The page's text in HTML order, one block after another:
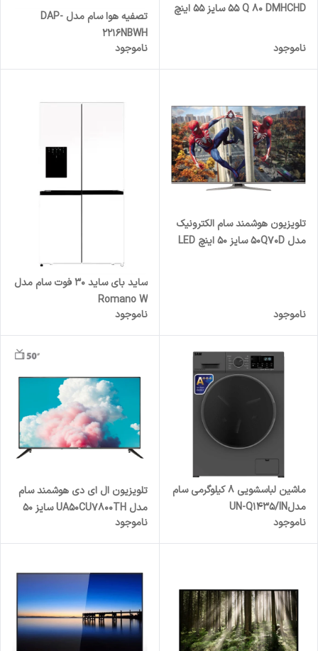
55 Q 80 DMHCHD سایز 55 اینچ
ناموجود
تصفیه هوا سام مدل DAP-
2216NBWH
ناموجود
تلویزیون هوشمند سام الکترونیک
مدل 50Q70D سایز ۵۰ اینچ LED
ناموجود
ساید بای ساید 30 فوت سام مدل
Romano W
ناموجود
ماشین لباسشویی 8 کیلوگرمی سام
مدلUN-Q1435/IN
ناموجود
تلویزیون ال ای دی هوشمند سام
مدل UA50CU7800TH سایز 50
اینچ
ناموجود